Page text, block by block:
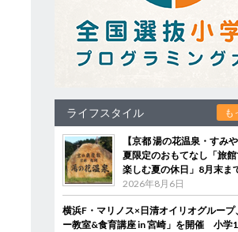
ライフスタイル も
【京都 湯の花温泉・すみや
夏限定のおもてなし「旅館
楽しむ夏の休日」8月末ま
2026年8月6日
横浜F・マリノス×日清オイリオグループ
ー教室&食育講座 in 宮崎」を開催 小学